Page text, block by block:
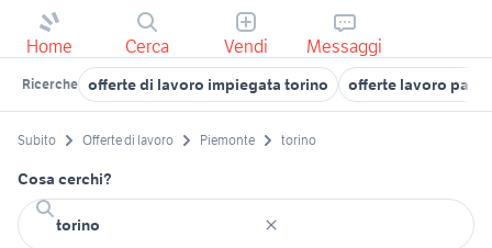
Home Cerca Vendi Messaggi
Ricerche offerte di lavoro impiegata torino offerte lavoro
Subito Offerte di lavoro Piemonte torino
Cosa cerchi?